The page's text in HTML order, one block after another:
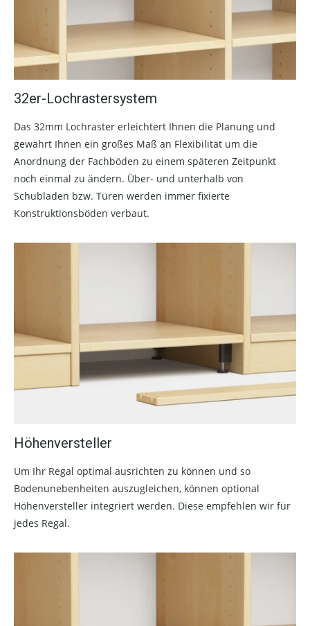
32er-Lochrastersystem
Das 32mm Lochraster erleichtert Ihnen die Planung und
gewährt Ihnen ein großes Maß an Flexibilität um die
Anordnung der Fachböden zu einem späteren Zeitpunkt
noch einmal zu ändern. Über- und unterhalb von
Schubladen bzw. Türen werden immer fixierte
Konstruktionsböden verbaut.
Höhenversteller
Um Ihr Regal optimal ausrichten zu können und so
Bodenunebenheiten auszugleichen, können optional
Höhenversteller integriert werden. Diese empfehlen wir für
jedes Regal.